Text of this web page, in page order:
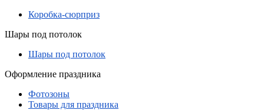
Коробка-сюрприз
Шары под потолок
Шары под потолок
Оформление праздника
Фотозоны
Товары для праздника